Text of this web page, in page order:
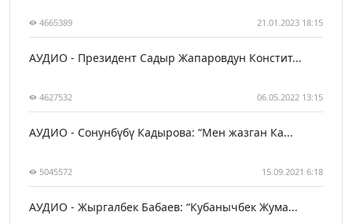
4665389 21.01.2023 18:15
АУДИО - Президент Садыр Жапаровдун Констит...
4627532 06.05.2022 13:15
АУДИО - Сонунбүбү Кадырова: “Мен жазган Ка...
5045572 15.09.2021 6:18
АУДИО - Жыргалбек Бабаев: “Кубанычбек Жума...